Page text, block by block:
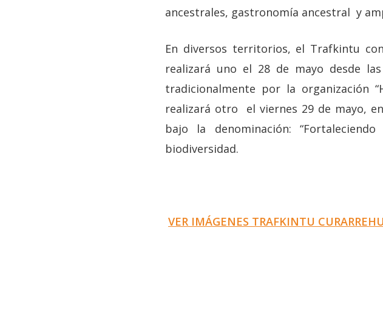
ancestrales, gastronomía ancestral y
En diversos territorios, el Trafkintu
realizará uno el 28 de mayo desde
tradicionalmente por la organización
realizará otro el viernes 29 de mayo,
bajo la denominación:
biodiversidad.
VER IMÁGENES TRAFKINTU